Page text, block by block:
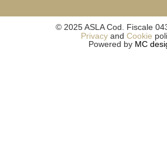
© 2025 ASLA Cod. Fiscale
Privacyand Cookie
Powered by MC